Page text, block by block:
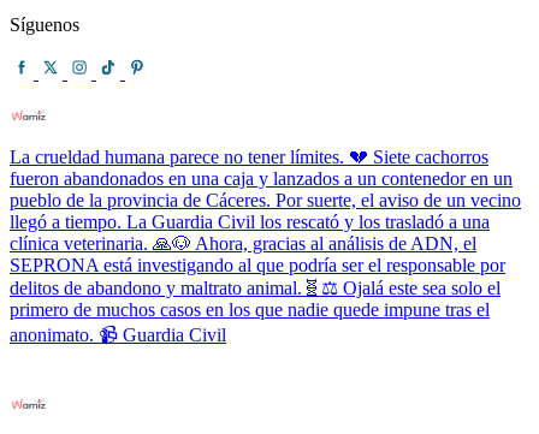
Síguenos
La crueldad humana parece no tener límites. 💔 Siete cachorros
fueron abandonados en una caja y lanzados a un contenedor en un
pueblo de la provincia de Cáceres. Por suerte, el aviso de un vecino
llegó a tiempo. La Guardia Civil los rescató y los trasladó a una
clínica veterinaria. 🙏🐶 Ahora, gracias al análisis de ADN, el
SEPRONA está investigando al que podría ser el responsable por
delitos de abandono y maltrato animal.🧬⚖️ Ojalá este sea solo el
primero de muchos casos en los que nadie quede impune tras el
anonimato. 📹 Guardia Civil